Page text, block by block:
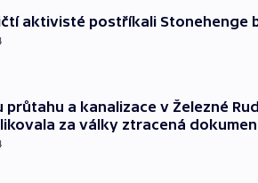
aktivisté postříkali Stonehenge
průtahu a kanalizace v Železné
za války ztracená